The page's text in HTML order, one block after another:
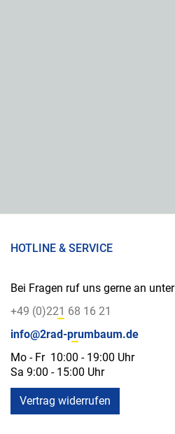
HOTLINE & SERVICE
Bei Fragen ruf uns gerne an unter
+49 (0)221 68 16 21
info@2rad-prumbaum.de
Mo - Fr 10:00 - 19:00 Uhr
Sa 9:00 - 15:00 Uhr
Vertrag widerrufen